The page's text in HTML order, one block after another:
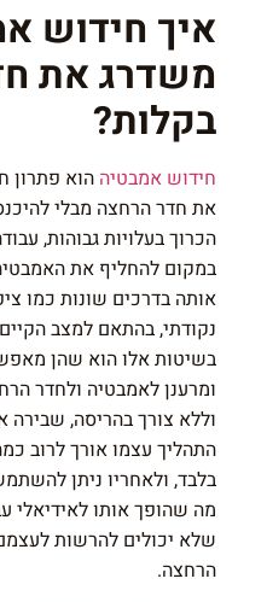
איך חידוש
משדרג את
בקלות?
חידוש אמבטיההוא פתרון
את חדר הרחצה מבלי
הכרוך בעלויות גבוהות,
במקום להחליף את
אותה בדרכים שונות כמו
נקודתי, בהתאם למצב
בשיטות אלו הוא שהן
ומרענן לאמבטיה ולחדר
וללא צורך בהריסה,
התהליך עצמו אורך לרוב
בלבד, ולאחריו ניתן
מה שהופך אותו לאידיאלי
שלא יכולים להרשות
הרחצה.